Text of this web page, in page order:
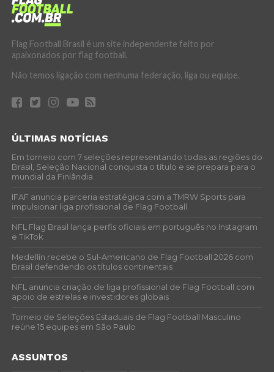
Flag Football Brasil é um site independente feito por
apaixonados por flag football.
Não temos ligação com nenhuma federação, liga ou equipe.
ÚLTIMAS NOTÍCIAS
Em torneio com 7 seleções representando todas as regiões do
Brasil, Seleção Nacional conquista o título e se prepara para o
mundial da Finlândia
IFAF anuncia parceria estratégica com a TMRW Sports para
impulsionar liga profissional de Flag Football
NFL Flag Brasil lança perfis oficiais em português no Instagram
e TikTok
Medellín recebe o Sul-Americano de Flag Football 2026 com
Brasil defendendo os títulos continentais
NFL anuncia criação de liga profissional de Flag Football com
apoio de estrelas e investidores globais
Torneio de Seleções Estaduais de Flag Football Masculino
reúne 15 equipes em São Paulo
ASSUNTOS